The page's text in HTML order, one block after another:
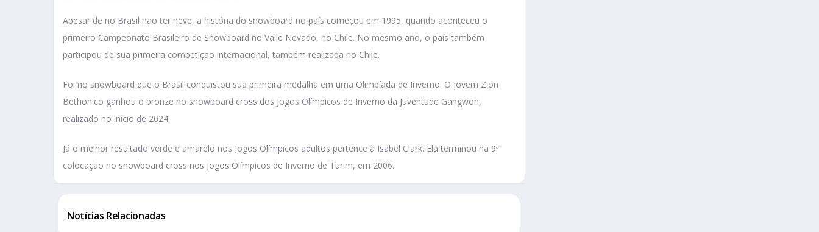
Apesar de no Brasil não ter neve, a história do snowboard no país começou em 1995, quando aconteceu o
primeiro Campeonato Brasileiro de Snowboard no Valle Nevado, no Chile. No mesmo ano, o país também
participou de sua primeira competição internacional, também realizada no Chile.
Foi no snowboard que o Brasil conquistou sua primeira medalha em uma Olimpíada de Inverno. O jovem Zion
Bethonico ganhou o bronze no snowboard cross dos Jogos Olímpicos de Inverno da Juventude Gangwon,
realizado no início de 2024.
Já o melhor resultado verde e amarelo nos Jogos Olímpicos adultos pertence à Isabel Clark. Ela terminou na 9ª
colocação no snowboard cross nos Jogos Olímpicos de Inverno de Turim, em 2006.
Notícias Relacionadas